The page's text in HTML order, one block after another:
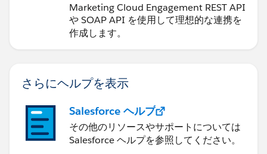
Marketing Cloud Engagement REST API
や SOAP API を使用して理想的な連携を
作成します。
さらにヘルプを表示
Salesforce ヘルプ
その他のリソースやサポートについては
Salesforce ヘルプを参照してください。